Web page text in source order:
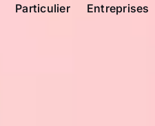
Particulier Entreprises